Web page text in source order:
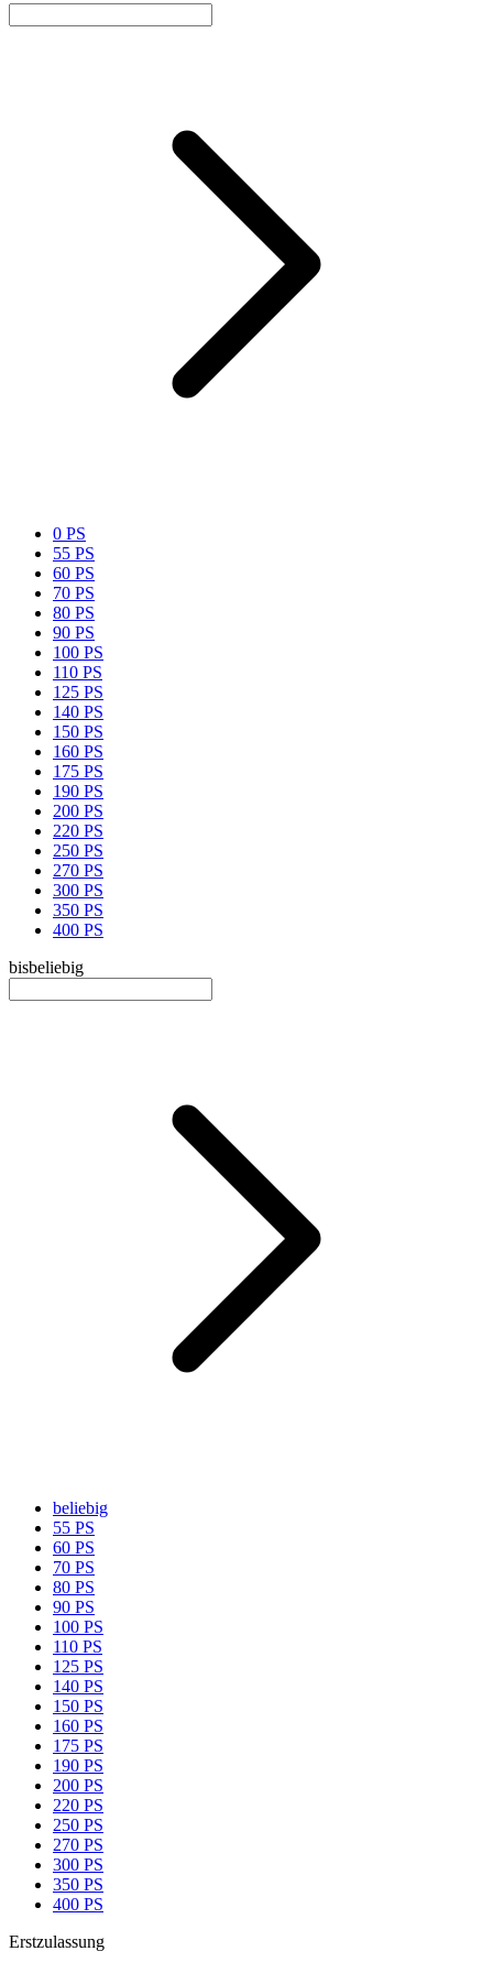
0 PS
55 PS
60 PS
70 PS
80 PS
90 PS
100 PS
110 PS
125 PS
140 PS
150 PS
160 PS
175 PS
190 PS
200 PS
220 PS
250 PS
270 PS
300 PS
350 PS
400 PS
bisbeliebig
beliebig
55 PS
60 PS
70 PS
80 PS
90 PS
100 PS
110 PS
125 PS
140 PS
150 PS
160 PS
175 PS
190 PS
200 PS
220 PS
250 PS
270 PS
300 PS
350 PS
400 PS
Erstzulassung